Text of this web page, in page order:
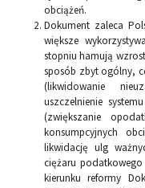
obciążeń.
Dokument zaleca
większe
stopniu hamują
sposób zbyt ogólny,
(likwidowanie
uszczelnienie
(zwiększanie
konsumpcyjnych
likwidację ulg
ciężaru
kierunku reformy